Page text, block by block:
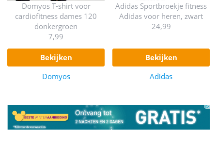
Domyos T-shirt voor
cardiofitness dames 120
donkergroen
7,99
bekijken
Domyos
Adidas Sportbroekje fitness
Adidas voor heren, zwart
24,99
bekijken
Adidas